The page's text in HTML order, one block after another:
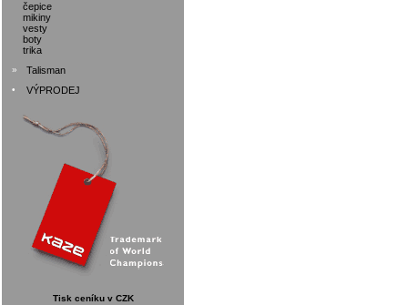
čepice
mikiny
vesty
boty
trika
» Talisman
• VÝPRODEJ
Tisk ceníku v CZK